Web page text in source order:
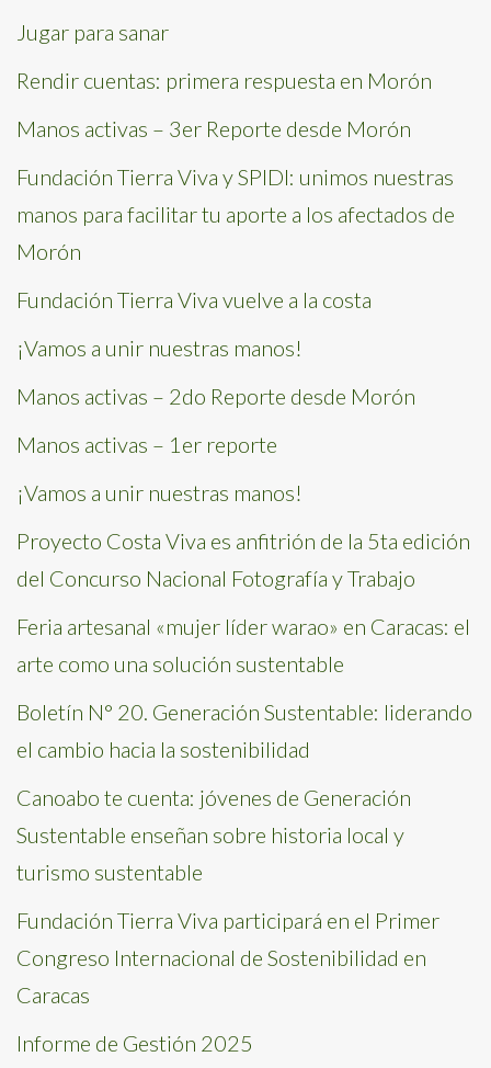
Jugar para sanar
Rendir cuentas: primera respuesta en Morón
Manos activas – 3er Reporte desde Morón
Fundación Tierra Viva y SPIDI: unimos nuestras
manos para facilitar tu aporte a los afectados de
Morón
Fundación Tierra Viva vuelve a la costa
¡Vamos a unir nuestras manos!
Manos activas – 2do Reporte desde Morón
Manos activas – 1er reporte
¡Vamos a unir nuestras manos!
Proyecto Costa Viva es anfitrión de la 5ta edición
del Concurso Nacional Fotografía y Trabajo
Feria artesanal «mujer líder warao» en Caracas: el
arte como una solución sustentable
Boletín N° 20. Generación Sustentable: liderando
el cambio hacia la sostenibilidad
Canoabo te cuenta: jóvenes de Generación
Sustentable enseñan sobre historia local y
turismo sustentable
Fundación Tierra Viva participará en el Primer
Congreso Internacional de Sostenibilidad en
Caracas
Informe de Gestión 2025